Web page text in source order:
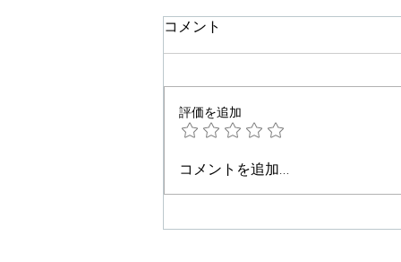
この事業を始めた原点【私が
二つのリフォームブランドを
コメント
評価を追加
コメントを追加…